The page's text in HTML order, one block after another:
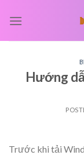
Hướng
Trước khi tải